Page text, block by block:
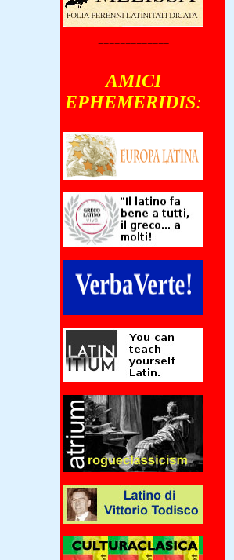
=============
AMICI
EPHEMERIDIS: